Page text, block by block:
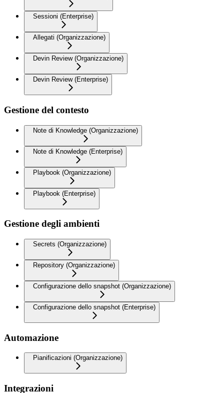
Sessioni (Enterprise)
Allegati (Organizzazione)
Devin Review (Organizzazione)
Devin Review (Enterprise)
Gestione del contesto
Note di Knowledge (Organizzazione)
Note di Knowledge (Enterprise)
Playbook (Organizzazione)
Playbook (Enterprise)
Gestione degli ambienti
Secrets (Organizzazione)
Repository (Organizzazione)
Configurazione dello snapshot (Organizzazione)
Configurazione dello snapshot (Enterprise)
Automazione
Pianificazioni (Organizzazione)
Integrazioni